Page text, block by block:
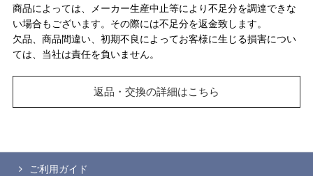
商品によっては、メーカー生産中止等により不足分を調達できな
い場合もございます。その際には不足分を返金致します。
欠品、商品間違い、初期不良によってお客様に生じる損害につい
ては、当社は責任を負いません。
返品・交換の詳細はこちら
ご利用ガイド